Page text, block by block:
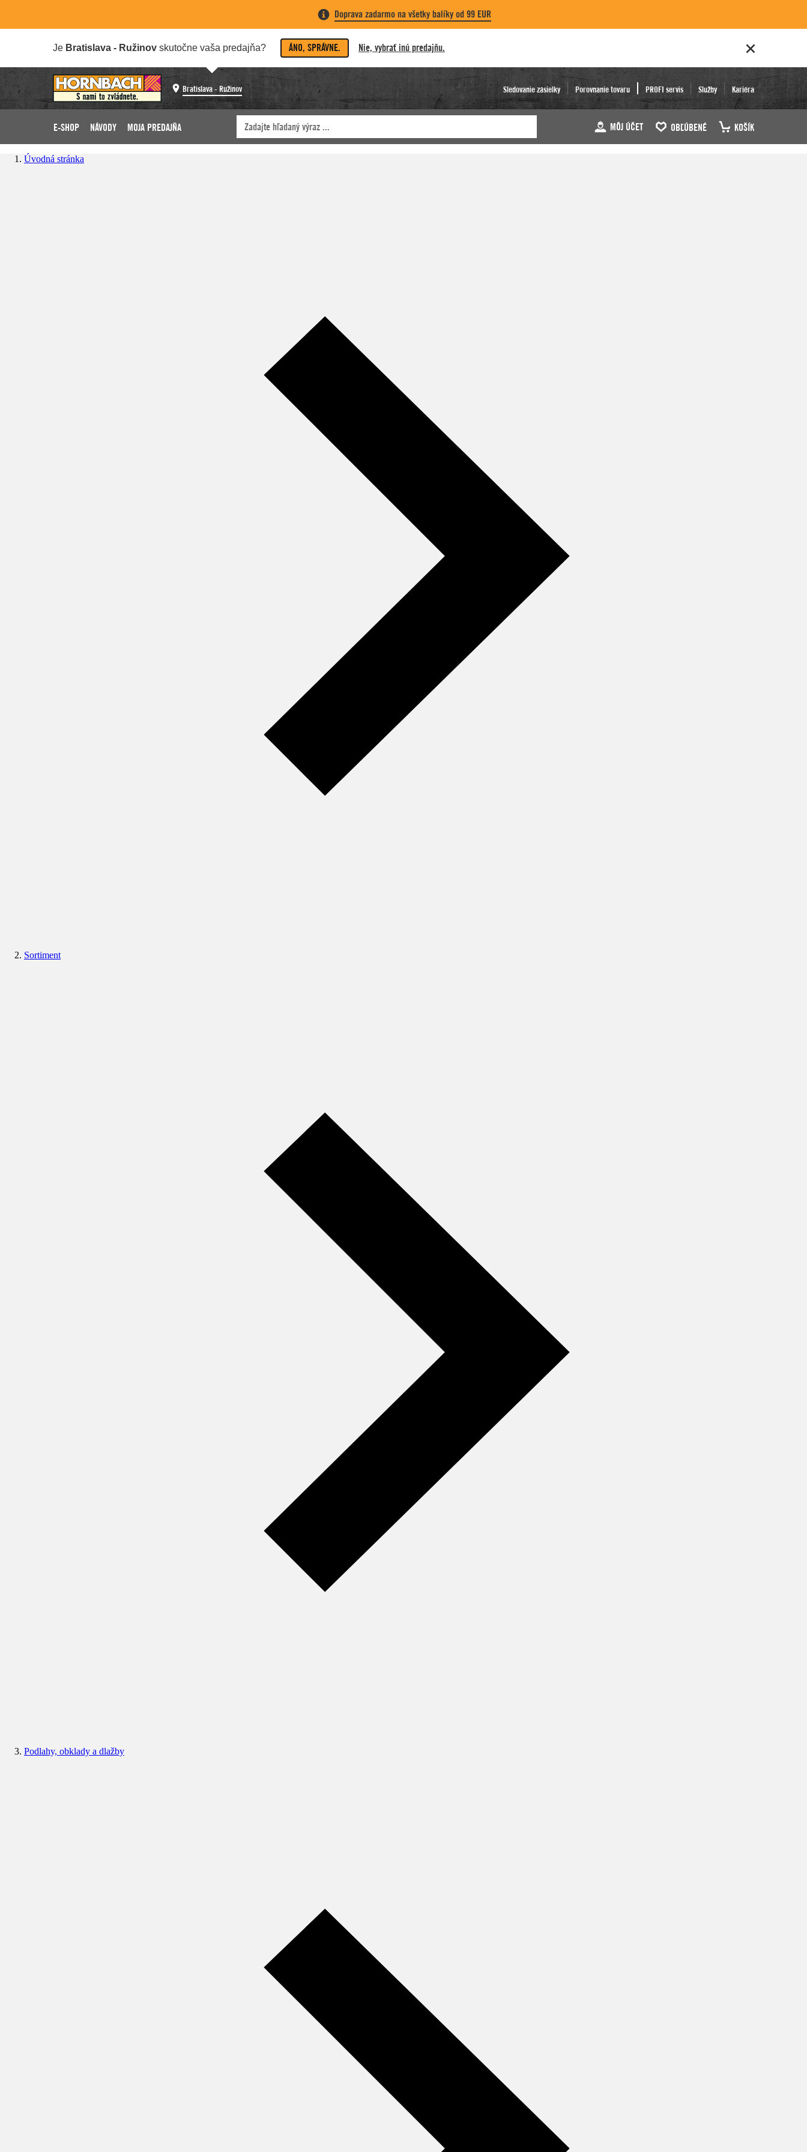
Doprava zadarmo na všetky balíky od 99 EUR
Je Bratislava - Ružinov skutočne vaša predajňa? ÁNO, SPRÁVNE. Nie, vybrať inú predajňu.
Bratislava - Ružinov Sledovanie zásielky Porovnanie tovaru PROFI servis Služby Kariéra
E-SHOP NÁVODY MOJA PREDAJŇA MÔJ ÚČET OBĽÚBENÉ KOŠÍK
Úvodná stránka
Sortiment
Podlahy, obklady a dlažby